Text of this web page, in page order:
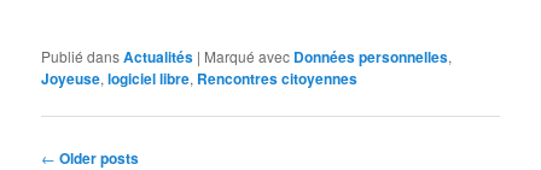
Publié dansActualités | Marqué avec Données personnelles,
Joyeuse,logiciel libre, Rencontres citoyennes
Navigation
← Older posts